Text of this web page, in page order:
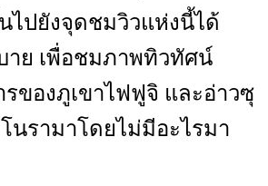
ไปยังจุดชมวิวแห่งนี้ได้
าย เพื่อชมภาพทิวทัศน์
รของภูเขาไฟฟูจิ และอ่าวซุ
นรามาโดยไม่มีอะไรมา